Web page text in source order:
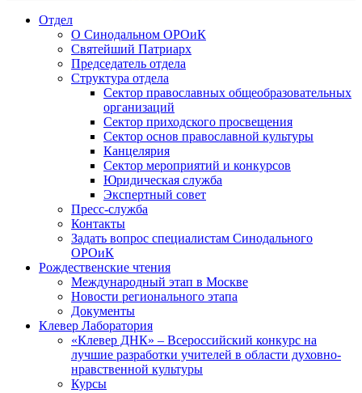
Отдел
О Синодальном ОРОиК
Святейший Патриарх
Председатель отдела
Структура отдела
Сектор православных общеобразовательных
организаций
Сектор приходского просвещения
Сектор основ православной культуры
Канцелярия
Сектор мероприятий и конкурсов
Юридическая служба
Экспертный совет
Пресс-служба
Контакты
Задать вопрос специалистам Синодального
ОРОиК
Рождественские чтения
Международный этап в Москве
Новости регионального этапа
Документы
Клевер Лаборатория
«Клевер ДНК» – Всероссийский конкурс на
лучшие разработки учителей в области духовно-
нравственной культуры
Курсы